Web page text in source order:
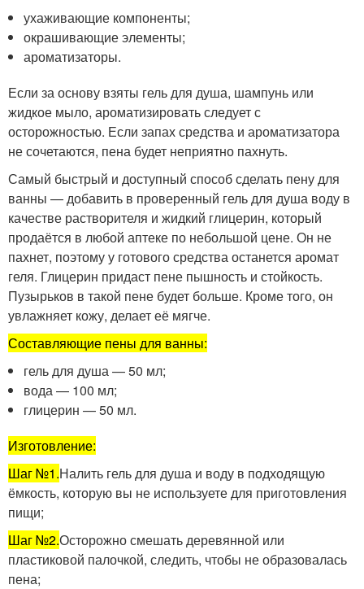
ухаживающие компоненты;
окрашивающие элементы;
ароматизаторы.
Если за основу взяты гель для душа, шампунь или
жидкое мыло, ароматизировать следует с
осторожностью. Если запах средства и ароматизатора
не сочетаются, пена будет неприятно пахнуть.
Самый быстрый и доступный способ сделать пену для
ванны — добавить в проверенный гель для душа воду в
качестве растворителя и жидкий глицерин, который
продаётся в любой аптеке по небольшой цене. Он не
пахнет, поэтому у готового средства останется аромат
геля. Глицерин придаст пене пышность и стойкость.
Пузырьков в такой пене будет больше. Кроме того, он
увлажняет кожу, делает её мягче.
Составляющие пены для ванны:
гель для душа — 50 мл;
вода — 100 мл;
глицерин — 50 мл.
Изготовление:
Шаг №1.Налить гель для душа и воду в подходящую
ёмкость, которую вы не используете для приготовления
пищи;
Шаг №2.Осторожно смешать деревянной или
пластиковой палочкой, следить, чтобы не образовалась
пена;